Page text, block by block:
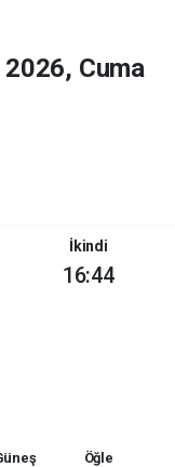
Cuma
İkindi
16:44
Öğle